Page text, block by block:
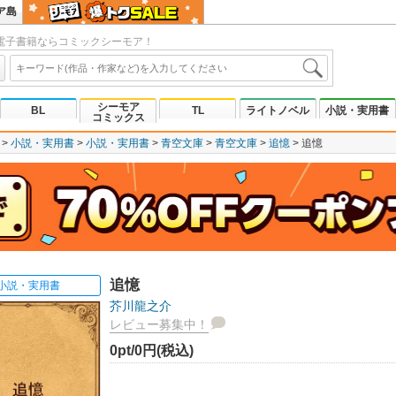
島
書籍ならコミックシーモア！
BL
シーモア
コミックス
TL ライトノベル 小説・実用書
小説・実用書 小説・実用書 青空文庫 青空文庫 追憶 追憶
説・実用書 追憶
芥川龍之介
レビュー募集中！
0pt/0円(税込)